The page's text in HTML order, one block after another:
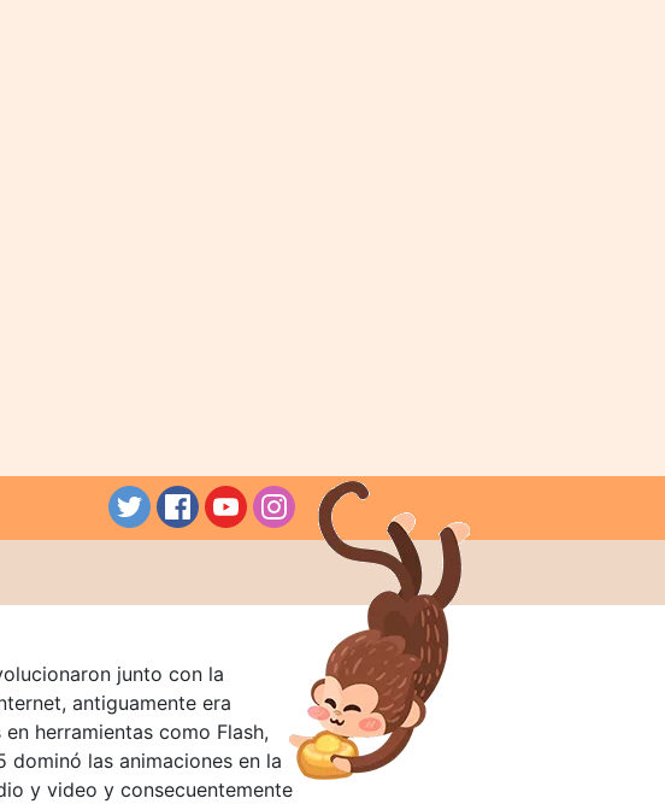
junto con la
antiguamente era
herramientas como Flash,
dominó las animaciones en la
y video y consecuentemente